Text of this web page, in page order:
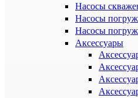
Насосы
Насосы
Насосы
Аксессуары